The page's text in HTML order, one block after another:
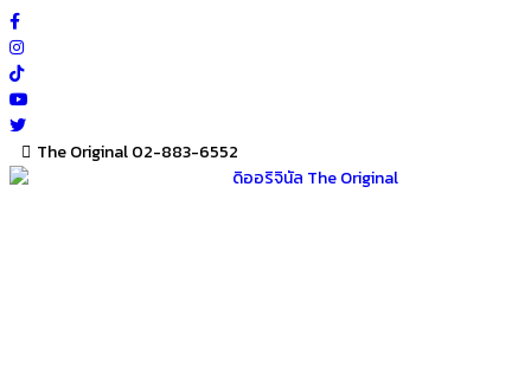
Skip
to
content
The Original 02-883-6552